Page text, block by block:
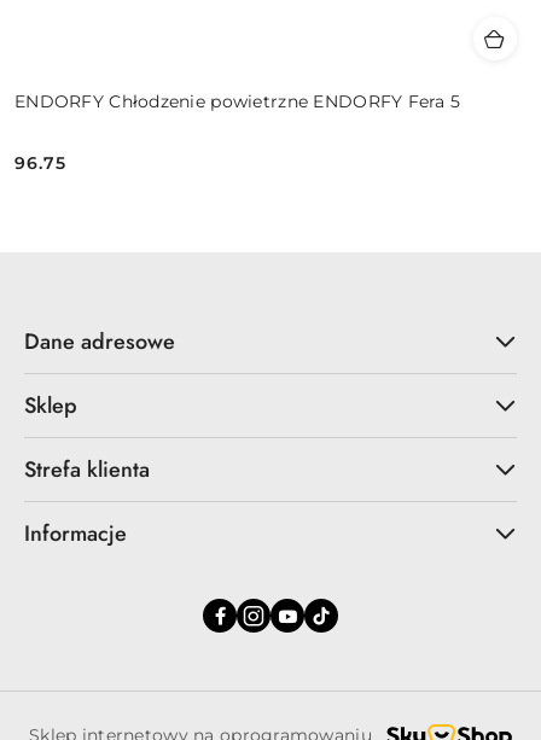
ENDORFY Chłodzenie powietrzne ENDORFY Fera 5
Cena:
96.75
Dane adresowe
Sklep
Strefa klienta
Informacje
Sklep internetowy na oprogramowaniu